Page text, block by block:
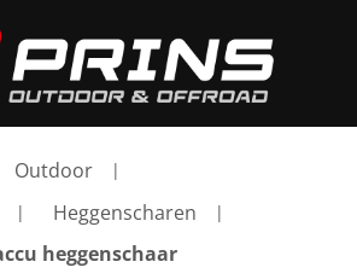
Outdoor
Heggenscharen
heggenschaar